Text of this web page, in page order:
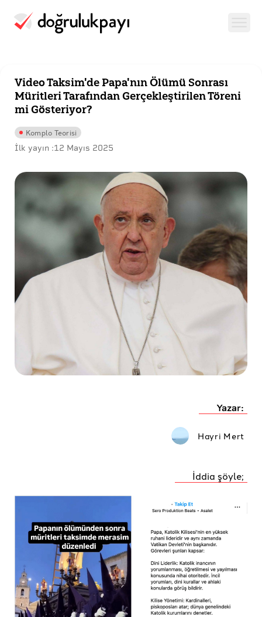
Video Taksim'de Papa'nın Ölümü Sonrası
Müritleri Tarafından Gerçekleştirilen Töreni
mi Gösteriyor?
Komplo Teorisi
İlk yayın :12 Mayıs 2025
Yazar:
Hayri Mert
İddia şöyle;